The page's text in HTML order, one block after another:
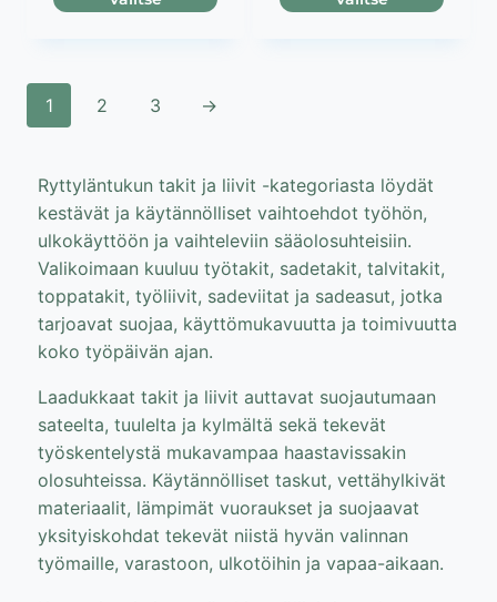
on
useampi
tehdä
valinnat
tuotteen
sivulla.
tehdä
valinnat
tuotteen
sivulla.
1 2 3 →
Ryttyläntukun takit ja liivit -kategoriasta löydät
kestävät ja käytännölliset vaihtoehdot työhön,
ulkokäyttöön ja vaihteleviin sääolosuhteisiin.
Valikoimaan kuuluu työtakit, sadetakit, talvitakit,
toppatakit, työliivit, sadeviitat ja sadeasut, jotka
tarjoavat suojaa, käyttömukavuutta ja toimivuutta
koko työpäivän ajan.
Laadukkaat takit ja liivit auttavat suojautumaan
sateelta, tuulelta ja kylmältä sekä tekevät
työskentelystä mukavampaa haastavissakin
olosuhteissa. Käytännölliset taskut, vettähylkivät
materiaalit, lämpimät vuoraukset ja suojaavat
yksityiskohdat tekevät niistä hyvän valinnan
työmaille, varastoon, ulkotöihin ja vapaa-aikaan.